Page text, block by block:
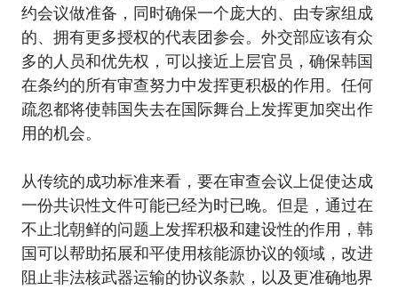
约会议做准备，同时确保一个庞大的、由专家组成
的、拥有更多授权的代表团参会。外交部应该有众
多的人员和优先权，可以接近上层官员，确保韩国
在条约的所有审查努力中发挥更积极的作用。任何
疏忽都将使韩国失去在国际舞台上发挥更加突出作
用的机会。
从传统的成功标准来看，要在审查会议上促使达成
一份共识性文件可能已经为时已晚。但是，通过在
不止北朝鲜的问题上发挥积极和建设性的作用，韩
国可以帮助拓展和平使用核能源协议的领域，改进
阻止非法核武器运输的协议条款，以及更准确地界